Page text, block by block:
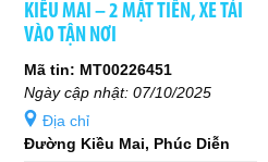
KIỀU MAI – 2 MẶT TIỀN, XE TẢI
VÀO TẬN NƠI
Mã tin: MT00226451
Ngày cập nhật: 07/10/2025
Địa chỉ
Đường Kiều Mai, Phúc Diễn